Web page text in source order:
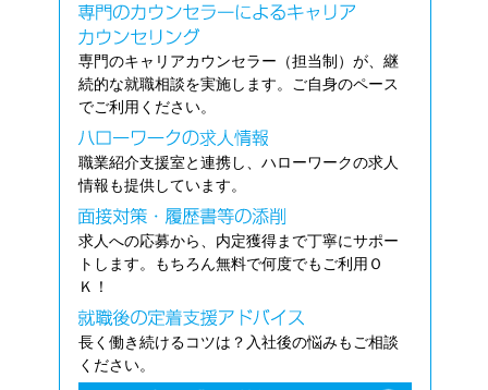
専門のキャリアカウンセラー（担当制）が、継
続的な就職相談を実施します。ご自身のペース
でご利用ください。
職業紹介支援室と連携し、ハローワークの求人
情報も提供しています。
求人への応募から、内定獲得まで丁寧にサポー
トします。もちろん無料で何度でもご利用Ｏ
Ｋ！
長く働き続けるコツは？入社後の悩みもご相談
ください。